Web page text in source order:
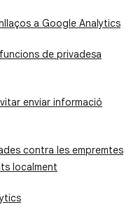
a Google Analytics
de privadesa
enviar informació
contra les empremtes
localment